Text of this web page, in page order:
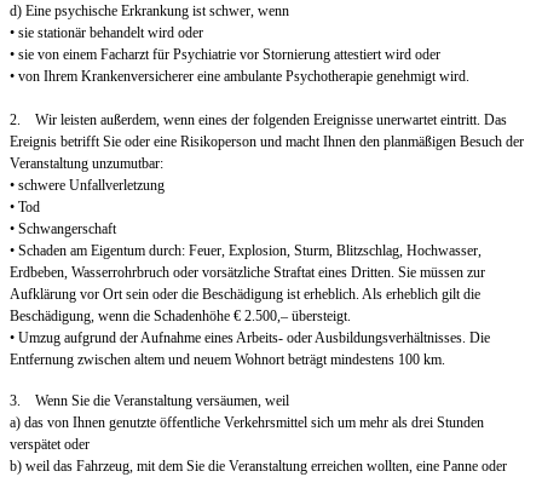
d) Eine psychische Erkrankung ist schwer, wenn
• sie stationär behandelt wird oder
• sie von einem Facharzt für Psychiatrie vor Stornierung attestiert wird oder
• von Ihrem Krankenversicherer eine ambulante Psychotherapie genehmigt wird.
2. Wir leisten außerdem, wenn eines der folgenden Ereignisse unerwartet eintritt. Das
Ereignis betrifft Sie oder eine Risikoperson und macht Ihnen den planmäßigen Besuch der
Veranstaltung unzumutbar:
• schwere Unfallverletzung
• Tod
• Schwangerschaft
• Schaden am Eigentum durch: Feuer, Explosion, Sturm, Blitzschlag, Hochwasser,
Erdbeben, Wasserrohrbruch oder vorsätzliche Straftat eines Dritten. Sie müssen zur
Aufklärung vor Ort sein oder die Beschädigung ist erheblich. Als erheblich gilt die
Beschädigung, wenn die Schadenhöhe € 2.500,– übersteigt.
• Umzug aufgrund der Aufnahme eines Arbeits- oder Ausbildungsverhältnisses. Die
Entfernung zwischen altem und neuem Wohnort beträgt mindestens 100 km.
3. Wenn Sie die Veranstaltung versäumen, weil
a) das von Ihnen genutzte öffentliche Verkehrsmittel sich um mehr als drei Stunden
verspätet oder
b) weil das Fahrzeug, mit dem Sie die Veranstaltung erreichen wollten, eine Panne oder